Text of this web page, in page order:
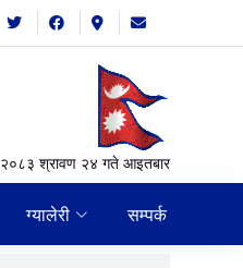
२०८३ श्रावण २४ गते आइतबार
ग्यालेरी सम्पर्क